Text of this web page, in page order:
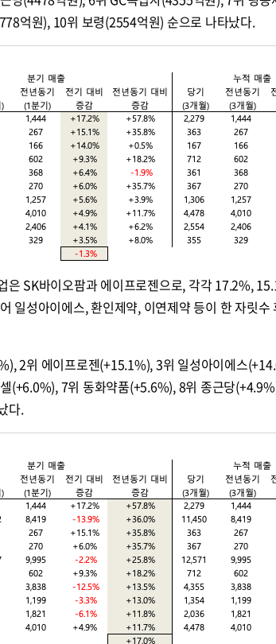
억원), 10위 보령(2554억원) 순으로 나타났다.
은 SK바이오팜과 에이프로젠으로, 각각 17.2%,
일성아이에스, 환인제약, 이연제약 등이 한 자릿수
2위 에이프로젠(+15.1%), 3위 일성아이에스
(+6.0%), 7위 동화약품(+5.6%), 8위 종근당
다.